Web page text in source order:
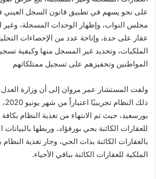
على نحو يسهم في تطبيق قانون السجل
مجلس النواب، وإظهار الوحدات المسجلة،
عقار على حدة، وإتاحة عدد من الإحصاءات
الملكيات، وتحديد غير المسجل منها وكيفية
المواطنين وتحفيزهم على تسجيل ممتلكاتهم
ولفت المستشار عمر مروان إلى أن وزارة
ذلك
بورسعيد، حيث تم الانتهاء من تغذية النظام
للعقارات الكائنة بحي بورفؤاد، وربطها بالبيانات
بالعقارات الكائنة بذات الحي، وجار تغذية النظام
الملكية للعقارات الكائنة بباقي الأحياء.